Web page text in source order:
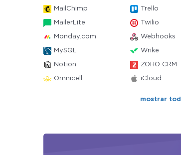
MailChimp Trello
MailerLite Twilio
Monday.com Webhooks
MySQL Wrike
Notion ZOHO CRM
Omnicell iCloud
mostrar